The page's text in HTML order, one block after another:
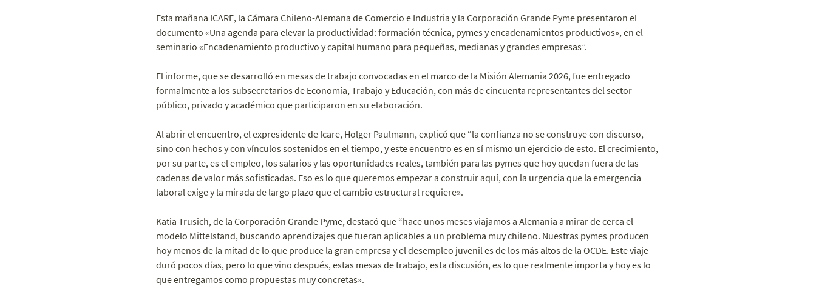
Esta mañana ICARE, la Cámara Chileno-Alemana de Comercio e Industria y la Corporación Grande Pyme presentaron el
documento «Una agenda para elevar la productividad: formación técnica, pymes y encadenamientos productivos», en el
seminario «Encadenamiento productivo y capital humano para pequeñas, medianas y grandes empresas”.
El informe, que se desarrolló en mesas de trabajo convocadas en el marco de la Misión Alemania 2026, fue entregado
formalmente a los subsecretarios de Economía, Trabajo y Educación, con más de cincuenta representantes del sector
público, privado y académico que participaron en su elaboración.
Al abrir el encuentro, el expresidente de Icare, Holger Paulmann, explicó que “la confianza no se construye con discurso,
sino con hechos y con vínculos sostenidos en el tiempo, y este encuentro es en sí mismo un ejercicio de esto. El crecimiento,
por su parte, es el empleo, los salarios y las oportunidades reales, también para las pymes que hoy quedan fuera de las
cadenas de valor más sofisticadas. Eso es lo que queremos empezar a construir aquí, con la urgencia que la emergencia
laboral exige y la mirada de largo plazo que el cambio estructural requiere».
Katia Trusich, de la Corporación Grande Pyme, destacó que “hace unos meses viajamos a Alemania a mirar de cerca el
modelo Mittelstand, buscando aprendizajes que fueran aplicables a un problema muy chileno. Nuestras pymes producen
hoy menos de la mitad de lo que produce la gran empresa y el desempleo juvenil es de los más altos de la OCDE. Este viaje
duró pocos días, pero lo que vino después, estas mesas de trabajo, esta discusión, es lo que realmente importa y hoy es lo
que entregamos como propuestas muy concretas».